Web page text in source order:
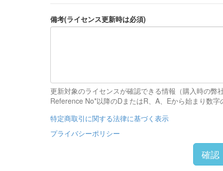
備考(ライセンス更新時は必須)
更新対象のライセンスが確認できる情報（購入時の弊
Reference No*以降のDまたはR、A、Eから始ま
特定商取引に関する法律に基づく表示
プライバシーポリシー
確認